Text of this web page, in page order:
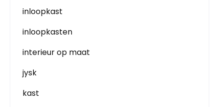
inloopkast
inloopkasten
interieur op maat
jysk
kast